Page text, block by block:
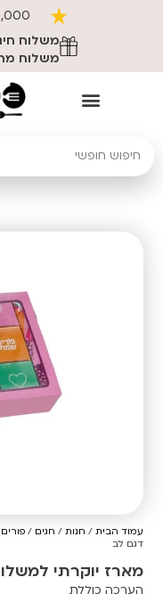
10,000+
משלוח מהיר עד
עמוד הבית / חנות / חגים /פורים
דגם לב
מארז יוקרתי
הערכה כוללת